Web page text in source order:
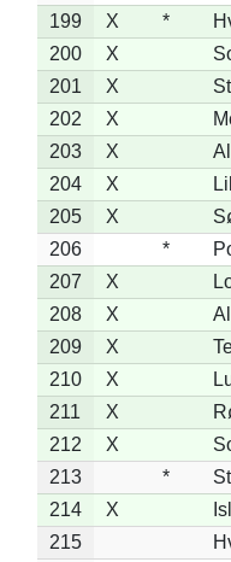
199
X *
200
X
201
X
202
X
203
X
204
X
205
X
206
*
207
X
208
X
209
X
210
X
211
X
212
X
213
*
214
X
215